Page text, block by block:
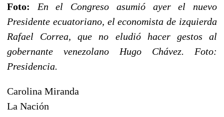
Foto:
En el Congreso asumió ayer el nuevo
Presidente ecuatoriano, el economista de izquierda
Rafael Correa, que no eludió hacer gestos al
gobernante venezolano Hugo Chávez. Foto:
Presidencia.
Carolina Miranda
La Nación